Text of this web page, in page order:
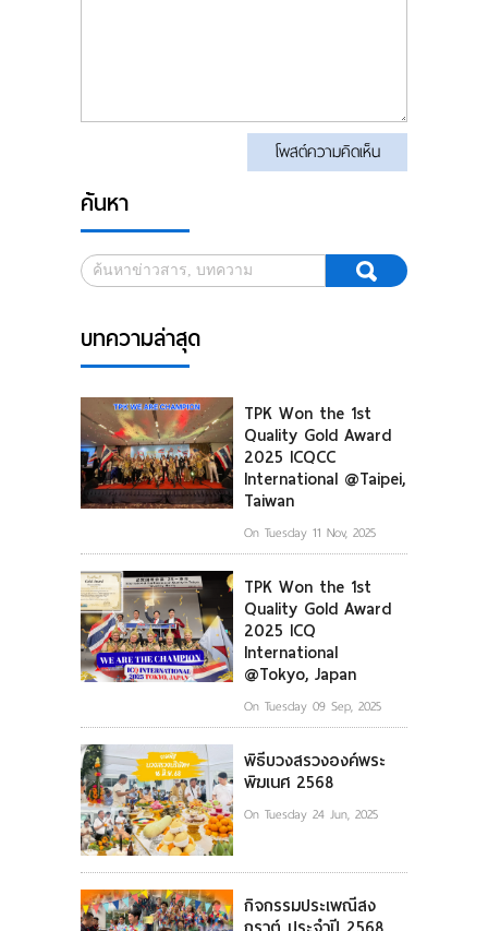
โพสต์ความคิดเห็น
ค้นหา
บทความล่าสุด
TPK Won the 1st
Quality Gold Award
2025 ICQCC
International @Taipei,
Taiwan
On Tuesday 11 Nov, 2025
TPK Won the 1st
Quality Gold Award
2025 ICQ
International
@Tokyo, Japan
On Tuesday 09 Sep, 2025
พิธีบวงสรวงองค์พระ
พิฆเนศ 2568
On Tuesday 24 Jun, 2025
กิจกรรมประเพณีสง